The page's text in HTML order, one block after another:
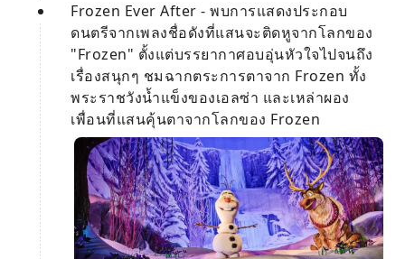
Frozen Ever After - พบการแสดงประกอบ
ดนตรีจากเพลงชื่อดังที่แสนจะติดหูจากโลกของ
"Frozen" ตั้งแต่บรรยากาศอบอุ่นหัวใจไปจนถึง
เรื่องสนุกๆ ชมฉากตระการตาจาก Frozen ทั้ง
พระราชวังน้ำแข็งของเอลซ่า และเหล่าผอง
เพื่อนที่แสนคุ้นตาจากโลกของ Frozen